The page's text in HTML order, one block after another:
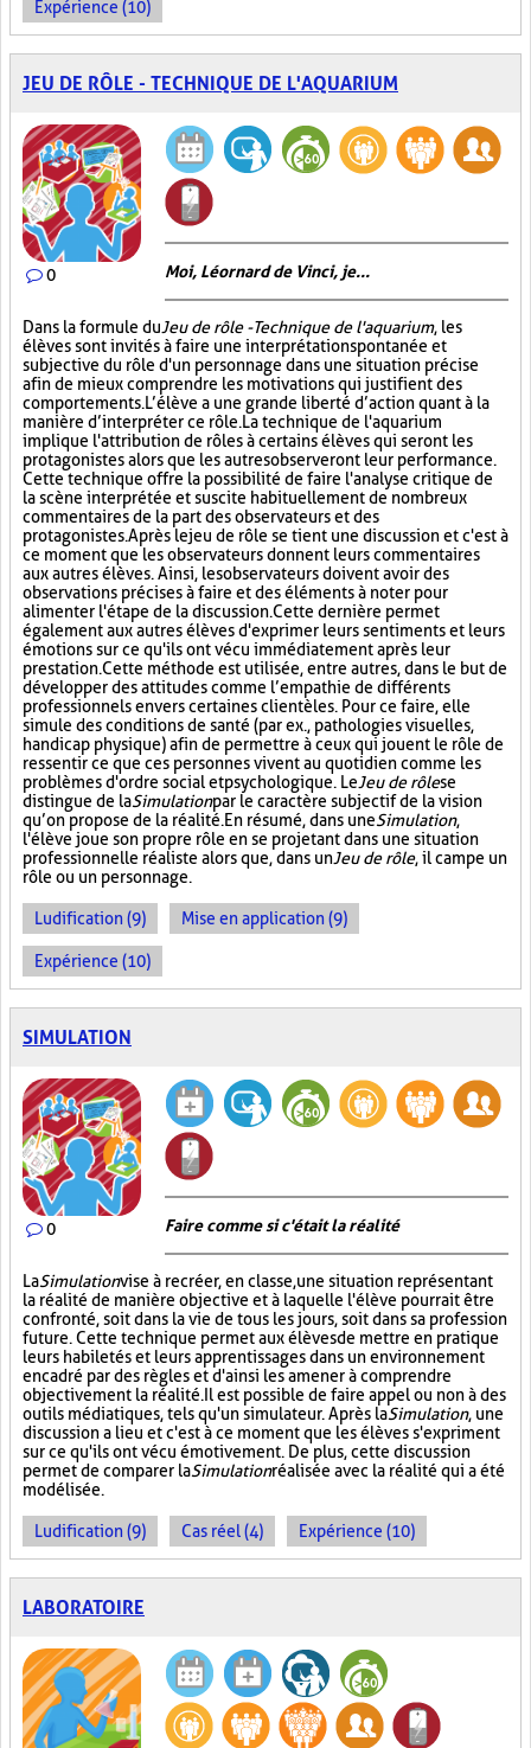
Expérience (10)
JEU DE RÔLE - TECHNIQUE DE L'AQUARIUM
0 Moi, Léornard de Vinci, je...
Dans la formule duJeu de rôle - Technique de l'aquarium, les
élèves sont invités à faire une interprétation spontanée et
subjective du rôle d'un personnage dans une situation précise
afin de mieux comprendre les motivations qui justifient des
comportements. L’élève a une grande liberté d’action quant à la
manière d’interpréter ce rôle. La technique de l'aquarium
implique l'attribution de rôles à certains élèves qui seront les
protagonistes alors que les autres observeront leur performance.
Cette technique offre la possibilité de faire l'analyse critique de
la scène interprétée et suscite habituellement de nombreux
commentaires de la part des observateurs et des
protagonistes. Après le jeu de rôle se tient une discussion et c'est à
ce moment que les observateurs donnent leurs commentaires
aux autres élèves. Ainsi, les observateurs doivent avoir des
observations précises à faire et des éléments à noter pour
alimenter l'étape de la discussion. Cette dernière permet
également aux autres élèves d'exprimer leurs sentiments et leurs
émotions sur ce qu'ils ont vécu immédiatement après leur
prestation. Cette méthode est utilisée, entre autres, dans le but de
développer des attitudes comme l’empathie de différents
professionnels envers certaines clientèles. Pour ce faire, elle
simule des conditions de santé (par ex., pathologies visuelles,
handicap physique) afin de permettre à ceux qui jouent le rôle de
ressentir ce que ces personnes vivent au quotidien comme les
problèmes d'ordre social et psychologique. LeJeu de rôlese
distingue de laSimulationpar le caractère subjectif de la vision
qu’on propose de la réalité. En résumé, dans uneSimulation,
l'élève joue son propre rôle en se projetant dans une situation
professionnelle réaliste alors que, dans unJeu de rôle, il campe un
rôle ou un personnage.
Ludification (9) Mise en application (9)
Expérience (10)
SIMULATION
0 Faire comme si c'était la réalité
LaSimulationvise à recréer, en classe, une situation représentant
la réalité de manière objective et à laquelle l'élève pourrait être
confronté, soit dans la vie de tous les jours, soit dans sa profession
future. Cette technique permet aux élèves de mettre en pratique
leurs habiletés et leurs apprentissages dans un environnement
encadré par des règles et d'ainsi les amener à comprendre
objectivement la réalité. Il est possible de faire appel ou non à des
outils médiatiques, tels qu'un simulateur. Après laSimulation, une
discussion a lieu et c'est à ce moment que les élèves s'expriment
sur ce qu'ils ont vécu émotivement. De plus, cette discussion
permet de comparer laSimulationréalisée avec la réalité qui a été
modélisée.
Ludification (9) Cas réel (4) Expérience (10)
LABORATOIRE